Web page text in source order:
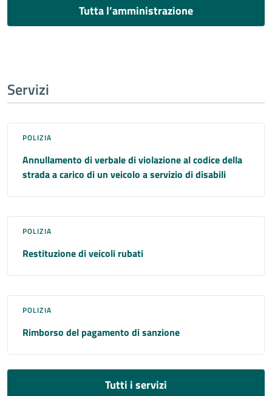
Tutta l’amministrazione
Servizi
POLIZIA
Annullamento di verbale di violazione al codice della
strada a carico di un veicolo a servizio di disabili
POLIZIA
Restituzione di veicoli rubati
POLIZIA
Rimborso del pagamento di sanzione
Tutti i servizi